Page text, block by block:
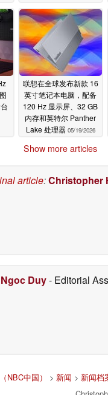
联想在全球发布新款 16
英寸笔记本电脑，配备
120 Hz 显示屏、32 GB
内存和英特尔 Panther
Lake 处理器 05/19/2026
Show more articles
article:Christopher
Duy- Editorial
NBC中国） > 新闻 > 新闻档